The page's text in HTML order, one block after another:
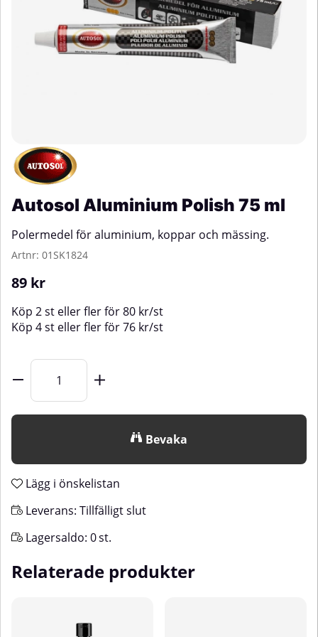
Autosol Aluminium Polish 75 ml
Polermedel för aluminium, koppar och mässing.
Artnr: 01SK1824
89 kr
Köp 2 st eller fler för80 kr/st
Köp 4 st eller fler för76 kr/st
Bevaka
Lägg i önskelistan
Leverans: Tillfälligt slut
Lagersaldo: 0st.
Relaterade produkter